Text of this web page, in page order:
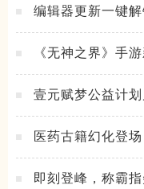
编辑器更新一键
《无神之界》手
壹元赋梦公益计
医药古籍幻化登
即刻登峰，称霸